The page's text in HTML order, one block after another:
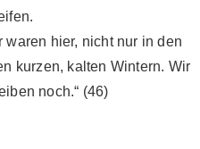
waren hier, nicht nur in den
kurzen, kalten Wintern. Wir
noch.“ (46)